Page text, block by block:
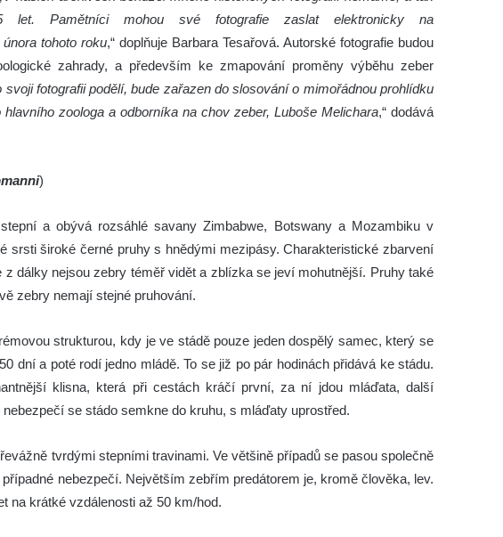
let. Pamětníci mohou své fotografie zaslat elektronicky na
tohoto roku,“ doplňuje Barbara Tesařová. Autorské fotografie budou
zahrady, a především ke zmapování proměny výběhu zeber
fotografii podělí, bude zařazen do slosování o mimořádnou prohlídku
zoologa a odborníka na chov zeber, Luboše Melichara,“ dodává
)
a obývá rozsáhlé savany Zimbabwe, Botswany a Mozambiku v
srsti široké černé pruhy s hnědými mezipásy. Charakteristické zbarvení
dálky nejsou zebry téměř vidět a zblízka se jeví mohutnější. Pruhy také
zebry nemají stejné pruhování.
strukturou, kdy je ve stádě pouze jeden dospělý samec, který se
dní a poté rodí jedno mládě. To se již po pár hodinách přidává ke stádu.
klisna, která při cestách kráčí první, za ní jdou mláďata, další
se stádo semkne do kruhu, s mláďaty uprostřed.
tvrdými stepními travinami. Ve většině případů se pasou společně
nebezpečí. Největším zebřím predátorem je, kromě člověka, lev.
na krátké vzdálenosti až 50 km/hod.